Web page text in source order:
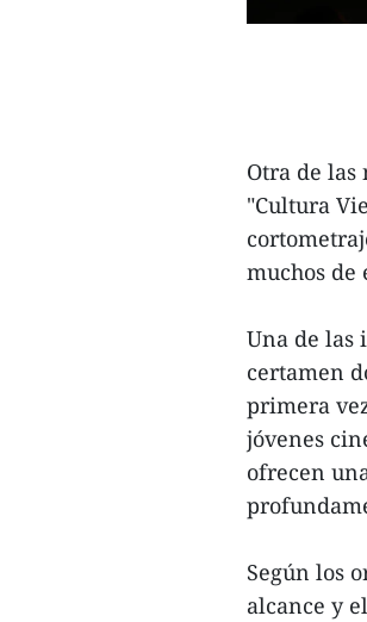
Otra de las
"Cultura
muchos de
Una de las
certamen
primera
jóvenes
ofrecen
Según los
alcance y